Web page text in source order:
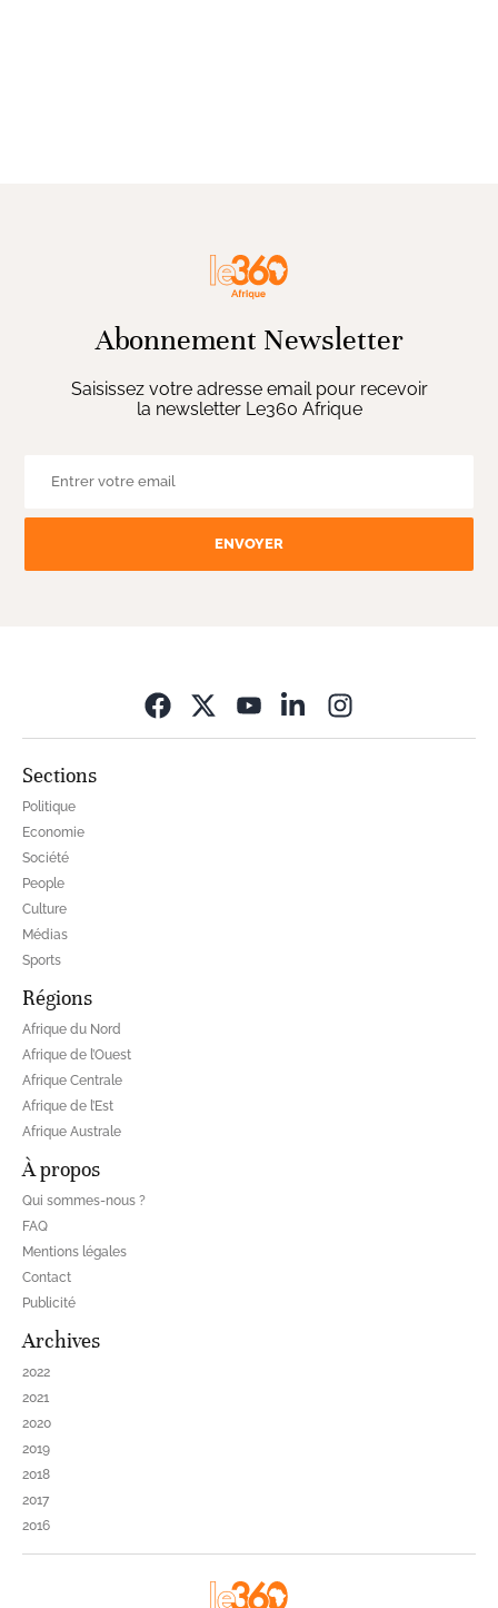
Abonnement Newsletter
Saisissez votre adresse email pour recevoir
la newsletter Le360 Afrique
ENVOYER
Sections
Politique
Economie
Société
People
Culture
Médias
Sports
Régions
Afrique du Nord
Afrique de l’Ouest
Afrique Centrale
Afrique de l’Est
Afrique Australe
À propos
Qui sommes-nous ?
FAQ
Mentions légales
Contact
Publicité
Archives
2022
2021
2020
2019
2018
2017
2016